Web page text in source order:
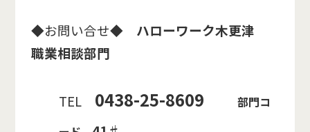
◆お問い合せ◆ ハローワーク木更津
職業相談部門
TEL 0438-25-8609
部門コ